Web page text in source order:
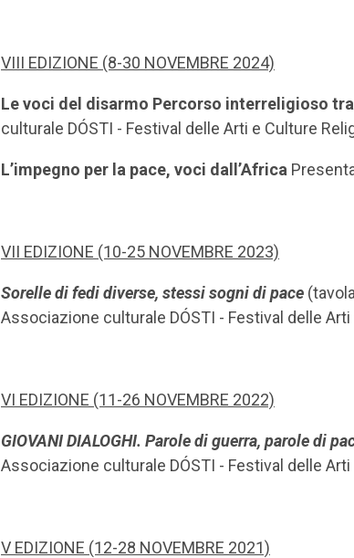
VIII EDIZIONE (8-30 NOVEMBRE 2024)
Le voci del disarmo Percorso interreligioso
culturale DÓSTI - Festival delle Arti e Culture
L’impegno per la pace, voci dall’Africa
VII EDIZIONE (10-25 NOVEMBRE 2023)
Sorelle di fedi diverse, stessi sogni di pace
Associazione culturale DÓSTI - Festival delle
VI EDIZIONE (11-26 NOVEMBRE 2022)
GIOVANI DIALOGHI. Parole di guerra, parole di
Associazione culturale DÓSTI - Festival delle
V EDIZIONE (12-28 NOVEMBRE 2021)